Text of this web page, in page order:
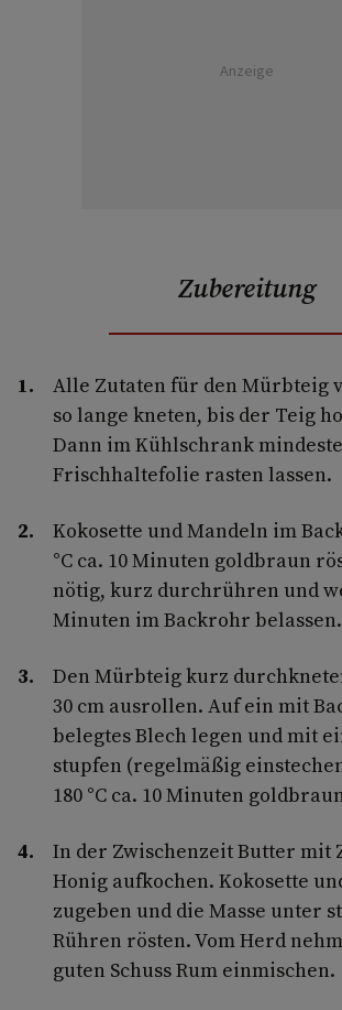
Anzeige
Zubereitung
Alle Zutaten für den Mürbteig
so lange kneten, bis der Teig
Dann im Kühlschrank
Frischhaltefolie rasten lassen.
Kokosette und Mandeln im
°C ca. 10 Minuten goldbraun
nötig, kurz durchrühren und
Minuten im Backrohr belassen.
Den Mürbteig kurz
30 cm ausrollen. Auf ein mit
belegtes Blech legen und mit
stupfen (regelmäßig
180 °C ca. 10 Minuten
In der Zwischenzeit Butter mit
Honig aufkochen. Kokosette
zugeben und die Masse unter
Rühren rösten. Vom Herd
guten Schuss Rum einmischen.